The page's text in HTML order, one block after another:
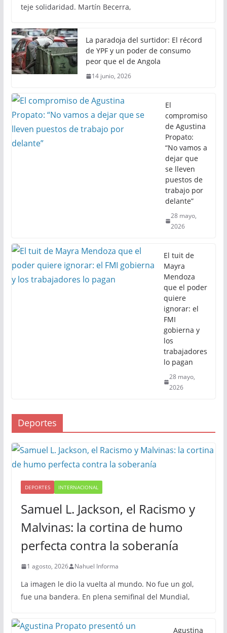
teje solidaridad. Martín Becerra,
La paradoja del surtidor: El récord
de YPF y un poder de consumo
peor que el de Angola
14 junio, 2026
El
compromiso
de Agustina
Propato:
“No vamos a
dejar que
se lleven
puestos de
trabajo por
delante”
28 mayo,
2026
El tuit de
Mayra
Mendoza
que el poder
quiere
ignorar: el
FMI
gobierna y
los
trabajadores
lo pagan
28 mayo,
2026
Deportes
DEPORTES INTERNACIONAL
Samuel L. Jackson, el Racismo y
Malvinas: la cortina de humo
perfecta contra la soberanía
1 agosto, 2026 Nahuel Informa
La imagen le dio la vuelta al mundo. No fue un gol,
fue una bandera. En plena semifinal del Mundial,
Agustina